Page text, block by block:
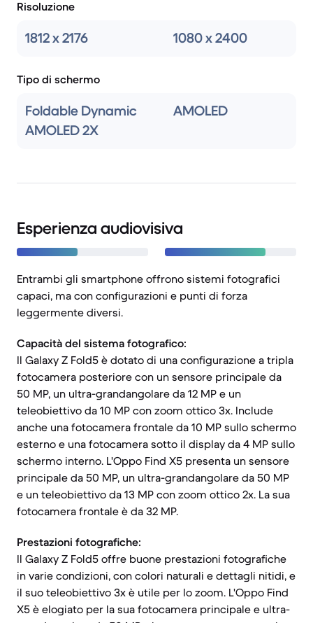
Risoluzione
1812 x 2176 1080 x 2400
Tipo di schermo
Foldable Dynamic
AMOLED 2X
AMOLED
Esperienza audiovisiva
Entrambi gli smartphone offrono sistemi fotografici
capaci, ma con configurazioni e punti di forza
leggermente diversi.
Capacità del sistema fotografico:
Il Galaxy Z Fold5 è dotato di una configurazione a tripla
fotocamera posteriore con un sensore principale da
50 MP, un ultra-grandangolare da 12 MP e un
teleobiettivo da 10 MP con zoom ottico 3x. Include
anche una fotocamera frontale da 10 MP sullo schermo
esterno e una fotocamera sotto il display da 4 MP sullo
schermo interno. L'Oppo Find X5 presenta un sensore
principale da 50 MP, un ultra-grandangolare da 50 MP
e un teleobiettivo da 13 MP con zoom ottico 2x. La sua
fotocamera frontale è da 32 MP.
Prestazioni fotografiche:
Il Galaxy Z Fold5 offre buone prestazioni fotografiche
in varie condizioni, con colori naturali e dettagli nitidi, e
il suo teleobiettivo 3x è utile per lo zoom. L'Oppo Find
X5 è elogiato per la sua fotocamera principale e ultra-